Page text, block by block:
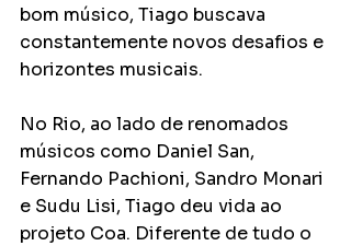
bom músico, Tiago buscava
constantemente novos desafios e
horizontes musicais.
No Rio, ao lado de renomados
músicos como Daniel San,
Fernando Pachioni, Sandro Monari
e Sudu Lisi, Tiago deu vida ao
projeto Coa. Diferente de tudo o